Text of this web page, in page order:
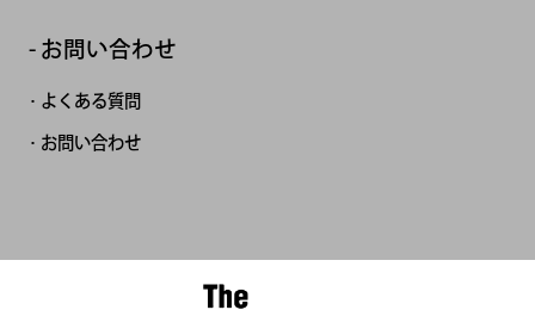
お問い合わせ
よくある質問
お問い合わせ